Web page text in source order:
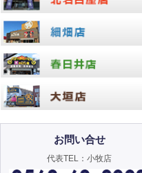
お問い合せ
代表TEL：小牧店